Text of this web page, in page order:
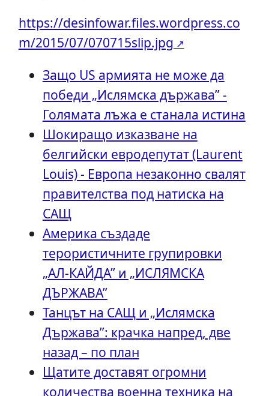
https://desinfowar.files.wordpress.co
m/2015/07/070715slip.jpg
Защо US армията не може да
победи „Ислямска държава” -
Голямата лъжа е станала истина
Шокиращо изказване на
белгийски евродепутат (Laurent
Louis) - Европа незаконно свалят
правителства под натиска на
САЩ
Америка създаде
терористичните групировки
„АЛ-КАЙДА” и „ИСЛЯМСКА
ДЪРЖАВА”
Танцът на САЩ и „Ислямска
Държава”: крачка напред, две
назад – по план
Щатите доставят огромни
количества военна техника на